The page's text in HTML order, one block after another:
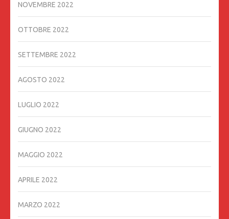
NOVEMBRE 2022
OTTOBRE 2022
SETTEMBRE 2022
AGOSTO 2022
LUGLIO 2022
GIUGNO 2022
MAGGIO 2022
APRILE 2022
MARZO 2022